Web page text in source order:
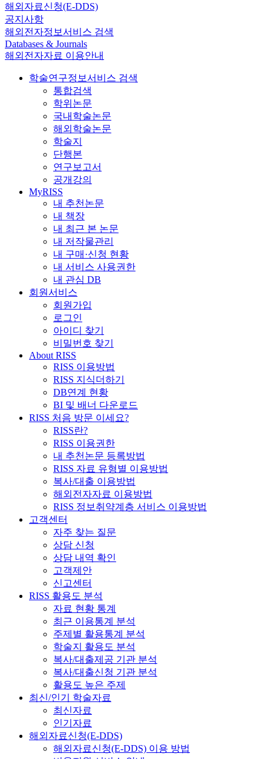
해외자료신청(E-DDS)
공지사항
해외전자정보서비스 검색
Databases & Journals
해외전자자료 이용안내
학술연구정보서비스 검색
통합검색
학위논문
국내학술논문
해외학술논문
학술지
단행본
연구보고서
공개강의
MyRISS
내 추천논문
내 책장
내 최근 본 논문
내 저작물관리
내 구매·신청 현황
내 서비스 사용권한
내 관심 DB
회원서비스
회원가입
로그인
아이디 찾기
비밀번호 찾기
About RISS
RISS 이용방법
RISS 지식더하기
DB연계 현황
BI 및 배너 다운로드
RISS 처음 방문 이세요?
RISS란?
RISS 이용권한
내 추천논문 등록방법
RISS 자료 유형별 이용방법
복사/대출 이용방법
해외전자자료 이용방법
RISS 정보취약계층 서비스 이용방법
고객센터
자주 찾는 질문
상담 신청
상담 내역 확인
고객제안
신고센터
RISS 활용도 분석
자료 현황 통계
최근 이용통계 분석
주제별 활용통계 분석
학술지 활용도 분석
복사/대출제공 기관 분석
복사/대출신청 기관 분석
활용도 높은 주제
최신/인기 학술자료
최신자료
인기자료
해외자료신청(E-DDS)
해외자료신청(E-DDS) 이용 방법